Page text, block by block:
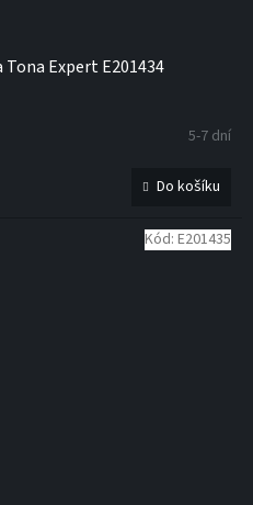
Expert E201434
5-7 dní
Do košíku
Kód: E201435